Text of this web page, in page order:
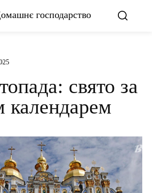
господарство
свято за
календарем